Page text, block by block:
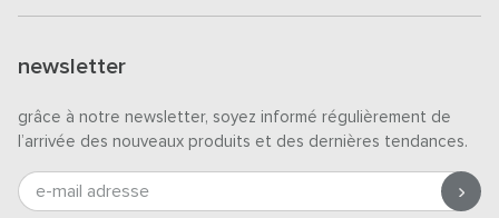
newsletter
grâce à notre newsletter, soyez informé régulièrement de
l’arrivée des nouveaux produits et des dernières tendances.
e-mail adresse